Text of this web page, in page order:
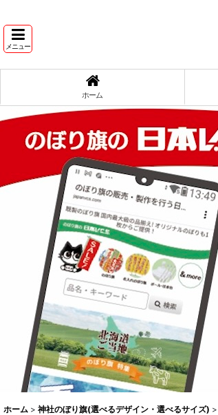
メニュー
ホーム
ホーム > 神社のぼり旗(選べるデザイン・選べるサイズ) >